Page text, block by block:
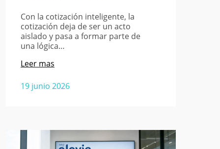
Con la cotización inteligente, la
cotización deja de ser un acto
aislado y pasa a formar parte de
una lógica…
19 junio 2026
Leer mas